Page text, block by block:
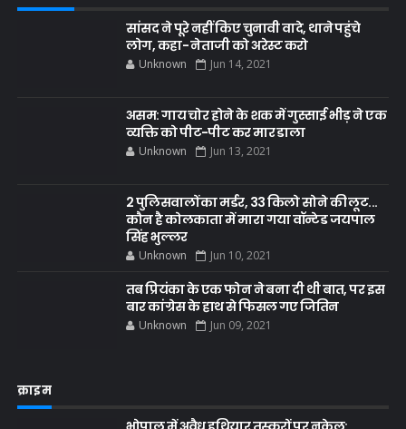
सांसद ने पूरे नहीं किए चुनावी वादे, थाने पहुंचे
लोग, कहा- नेताजी को अरेस्ट करो
Unknown Jun 14, 2021
असम: गाय चोर होने के शक में गुस्साई भीड़ ने एक
व्यक्ति को पीट-पीट कर मार डाला
Unknown Jun 13, 2021
2 पुलिसवालों का मर्डर, 33 किलो सोने की लूट...
कौन है कोलकाता में मारा गया वॉन्टेड जयपाल
सिंह भुल्लर
Unknown Jun 10, 2021
तब प्रियंका के एक फोन ने बना दी थी बात, पर इस
बार कांग्रेस के हाथ से फिसल गए जितिन
Unknown Jun 09, 2021
क्राइम